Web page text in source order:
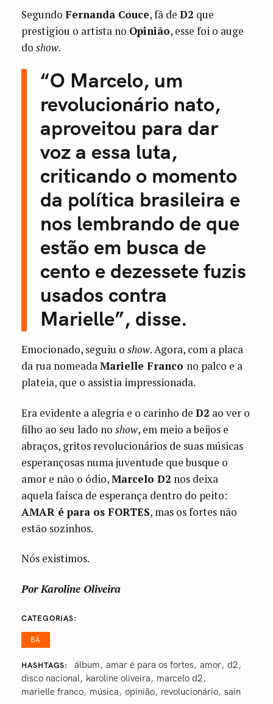
SegundoFernanda Couce, fã deD2 que
prestigiou o artista no Opinião, esse foi o auge
doshow.
“O Marcelo, um
revolucionário nato,
aproveitou para dar
voz a essa luta,
criticando o momento
da política brasileira e
nos lembrando de que
estão em busca de
cento e dezessete fuzis
usados contra
Marielle”, disse.
Emocionado, seguiu oshow. Agora, com a placa
da rua nomeadaMarielle Franco no palco e a
plateia, que o assistia impressionada.
Era evidente a alegria e o carinho deD2 ao ver o
filho ao seu lado noshow, em meio a beijos e
abraços, gritos revolucionários de suas músicas
esperançosas numa juventude que busque o
amor e não o ódio,Marcelo D2 nos deixa
aquela faísca de esperança dentro do peito:
AMAR é para os FORTES, mas os fortes não
estão sozinhos.
Nós existimos.
Por Karoline Oliveira
CATEGORIAS
BÁ
HASHTAGS álbum amar é para os fortes amor d2
disco nacional
karoline oliveira
marcelo d2
marielle franco
música opinião revolucionário sain